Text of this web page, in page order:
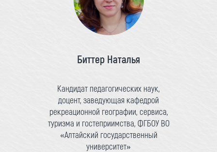
Биттер Наталья
Кандидат педагогических наук,
доцент, заведующая кафедрой
рекреационной географии, сервиса,
туризма и гостеприимства, ФГБОУ ВО
«Алтайский государственный
университет»